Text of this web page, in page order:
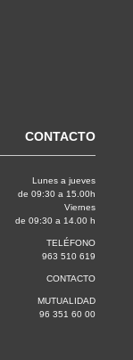
CONTACTO
Lunes a jueves
de 09:30 a 15.00h
Viernes
de 09:30 a 14.00 h
TELÉFONO
963 510 619
CONTACTO
MUTUALIDAD
96 351 60 00